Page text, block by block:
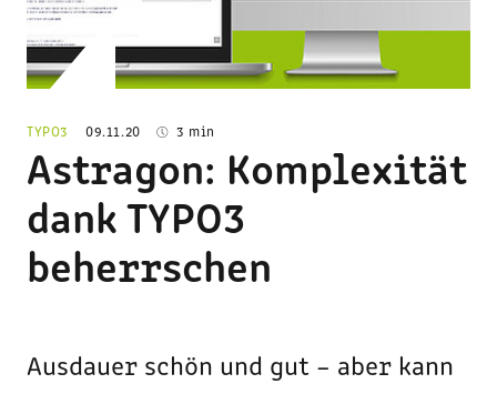
TYPO3 09.11.20 3 min
Astragon: Komplexität
dank TYPO3
beherrschen
Ausdauer schön und gut – aber kann